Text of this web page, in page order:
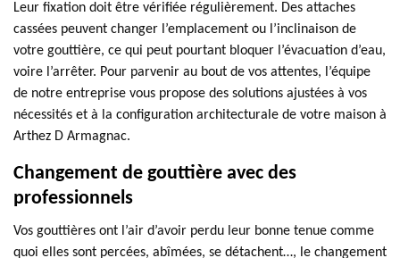
Leur fixation doit être vérifiée régulièrement. Des attaches
cassées peuvent changer l’emplacement ou l’inclinaison de
votre gouttière, ce qui peut pourtant bloquer l’évacuation d’eau,
voire l’arrêter. Pour parvenir au bout de vos attentes, l’équipe
de notre entreprise vous propose des solutions ajustées à vos
nécessités et à la configuration architecturale de votre maison à
Arthez D Armagnac.
Changement de gouttière avec des
professionnels
Vos gouttières ont l’air d’avoir perdu leur bonne tenue comme
quoi elles sont percées, abîmées, se détachent…, le changement